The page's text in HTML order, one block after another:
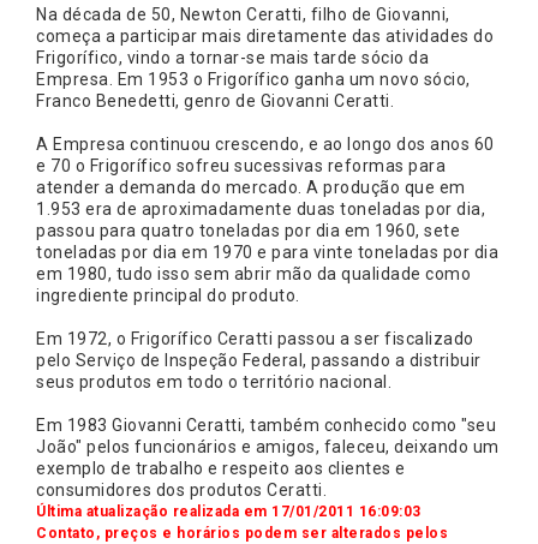
Na década de 50, Newton Ceratti, filho de Giovanni,
começa a participar mais diretamente das atividades do
Frigorífico, vindo a tornar-se mais tarde sócio da
Empresa. Em 1953 o Frigorífico ganha um novo sócio,
Franco Benedetti, genro de Giovanni Ceratti.
A Empresa continuou crescendo, e ao longo dos anos 60
e 70 o Frigorífico sofreu sucessivas reformas para
atender a demanda do mercado. A produção que em
1.953 era de aproximadamente duas toneladas por dia,
passou para quatro toneladas por dia em 1960, sete
toneladas por dia em 1970 e para vinte toneladas por dia
em 1980, tudo isso sem abrir mão da qualidade como
ingrediente principal do produto.
Em 1972, o Frigorífico Ceratti passou a ser fiscalizado
pelo Serviço de Inspeção Federal, passando a distribuir
seus produtos em todo o território nacional.
Em 1983 Giovanni Ceratti, também conhecido como "seu
João" pelos funcionários e amigos, faleceu, deixando um
exemplo de trabalho e respeito aos clientes e
consumidores dos produtos Ceratti.
Última atualização realizada em 17/01/2011 16:09:03
Contato, preços e horários podem ser alterados pelos